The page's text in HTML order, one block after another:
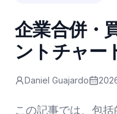
企業合併・
ントチャー
Daniel Guajardo
この記事では、包